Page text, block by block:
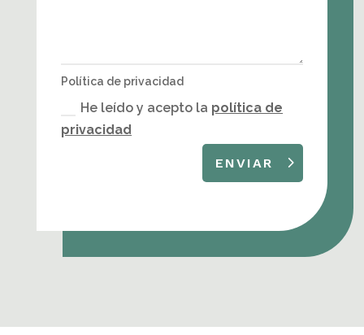
Política de privacidad
He leído y acepto la política de
privacidad
ENVIAR